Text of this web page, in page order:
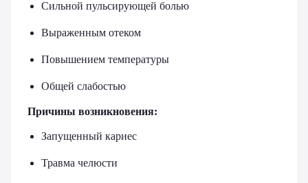
Сильной пульсирующей болью
Выраженным отеком
Повышением температуры
Общей слабостью
Причины возникновения:
Запущенный кариес
Травма челюсти